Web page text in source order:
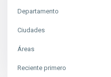
Departamento
Ciudades
Áreas
Reciente primero